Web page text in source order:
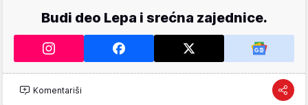
Budi deo Lepa i srećna zajednice.
Komentariši